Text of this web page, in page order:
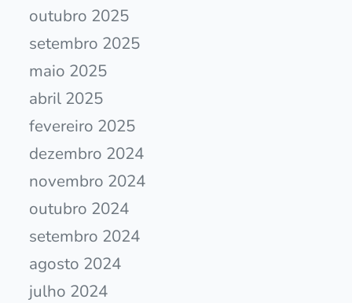
outubro 2025
setembro 2025
maio 2025
abril 2025
fevereiro 2025
dezembro 2024
novembro 2024
outubro 2024
setembro 2024
agosto 2024
julho 2024